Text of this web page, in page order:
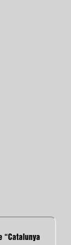
“Catalunya